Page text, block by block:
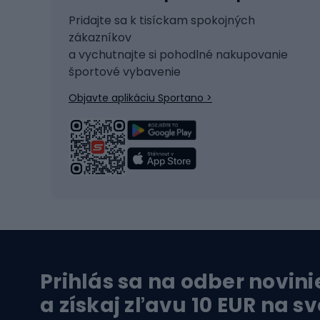
Skitouring
Korčule
Snowboard
Turistická obuv
Trekingová obuv
Plavky
Pridajte sa k tisíckam spokojných
zákazníkov
a vychutnajte si pohodlné nakupovanie
športové vybavenie
Objavte aplikáciu Sportano >
Prihlás sa na odber
a získaj zľavu 10 EUR na